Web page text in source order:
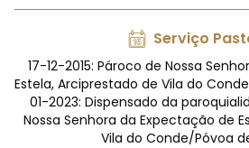
Serviço
17-12-2015: Pároco de Nossa
Estela, Arciprestado de Vila do
01-2023: Dispensado da
Nossa Senhora da Expectação de
Vila do Conde/Póvoa